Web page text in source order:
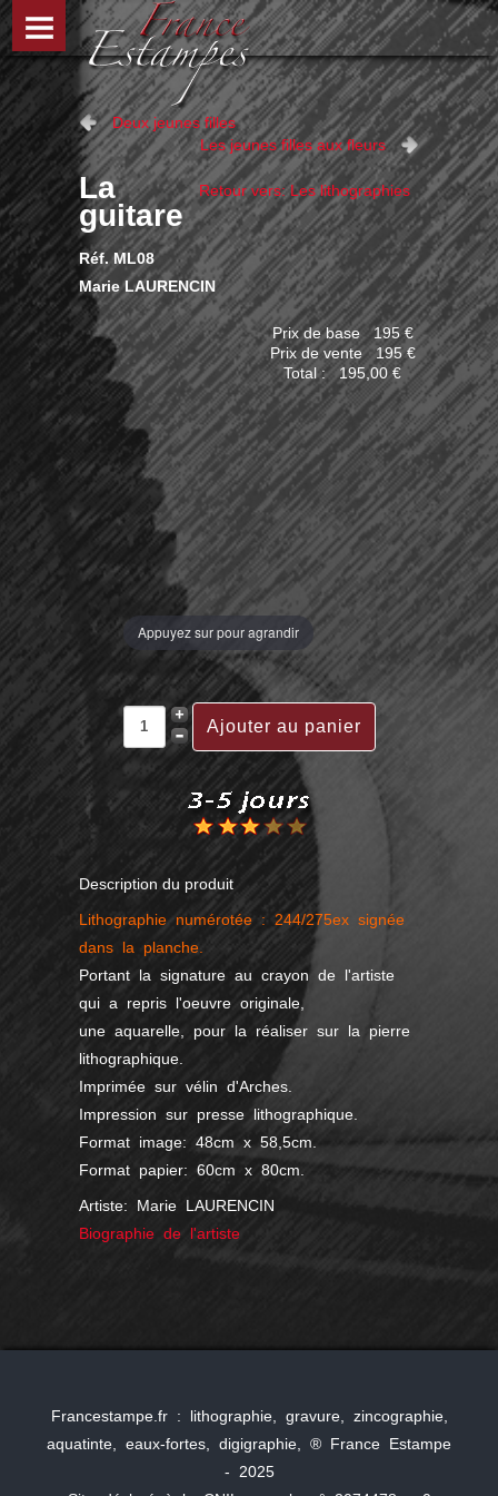
Deux jeunes filles
Les jeunes filles aux fleurs
Retour vers: Les lithographies
La
guitare
Réf. ML08
Marie LAURENCIN
Appuyez sur pour agrandir
Prix de base
195 €
Prix ​​de vente
195 €
Total :
195,00 €
Description du produit
Lithographie numérotée : 244/275ex signée
dans la planche.
Portant la signature au crayon de l'artiste
qui a repris l'oeuvre originale,
une aquarelle, pour la réaliser sur la pierre
lithographique.
Imprimée sur vélin d'Arches.
Impression sur presse lithographique.
Format image: 48cm x 58,5cm.
Format papier: 60cm x 80cm.
Artiste: Marie LAURENCIN
Biographie de l'artiste
Francestampe.fr : lithographie, gravure, zincographie,
aquatinte, eaux-fortes, digigraphie, ® France Estampe
- 2025